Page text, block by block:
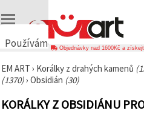
Používáme
🍪
Používáme
podobné
technologie,
Objednávky nad 1600Kč a
EM ART › Korálky z drahých kamenů
(1370)› Obsidián (30)
KORÁLKY Z OBSIDIÁNU